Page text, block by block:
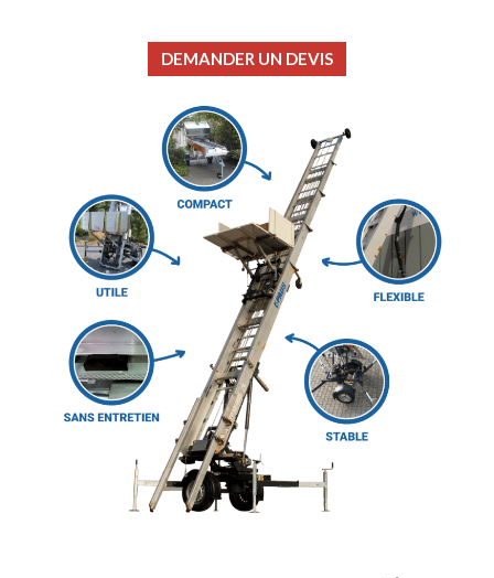
DEMANDER UN DEVIS